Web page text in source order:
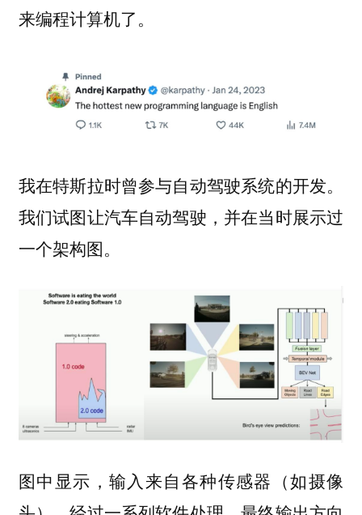
来编程计算机了。
我在特斯拉时曾参与自动驾驶系统的开发。
我们试图让汽车自动驾驶，并在当时展示过
一个架构图。
图中显示，输入来自各种传感器（如摄像